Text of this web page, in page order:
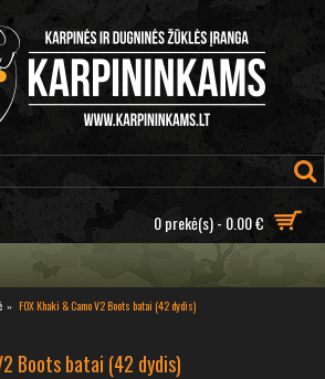
0 prekė(s) - 0.00 €
FOX Khaki & Camo V2 Boots batai (42 dydis)
Boots batai (42 dydis)